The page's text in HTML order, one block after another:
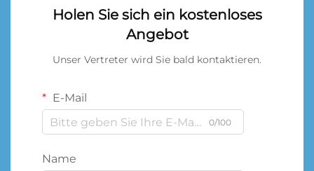
Holen Sie sich ein kostenloses
Angebot
Unser Vertreter wird Sie bald kontaktieren.
E-Mail
0/100
Name